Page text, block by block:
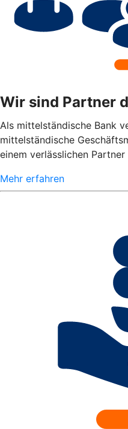
Wir sind Partner
Als mittelständische Bank
mittelständische
einem verlässlichen
Mehr erfahren